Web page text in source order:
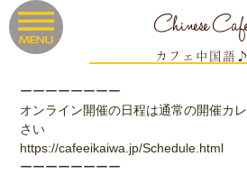
Chinese
カフェ中国語♪
ーーーーーーーー
オンライン開催の日程は通常の開催カ
さい
https://cafeeikaiwa.jp/Schedule.html
ーーーーーーーー